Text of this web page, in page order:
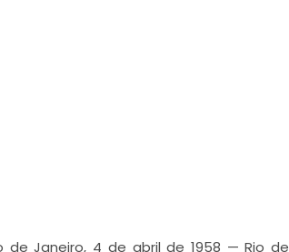
de Janeiro, 4 de abril de 1958 — Rio de